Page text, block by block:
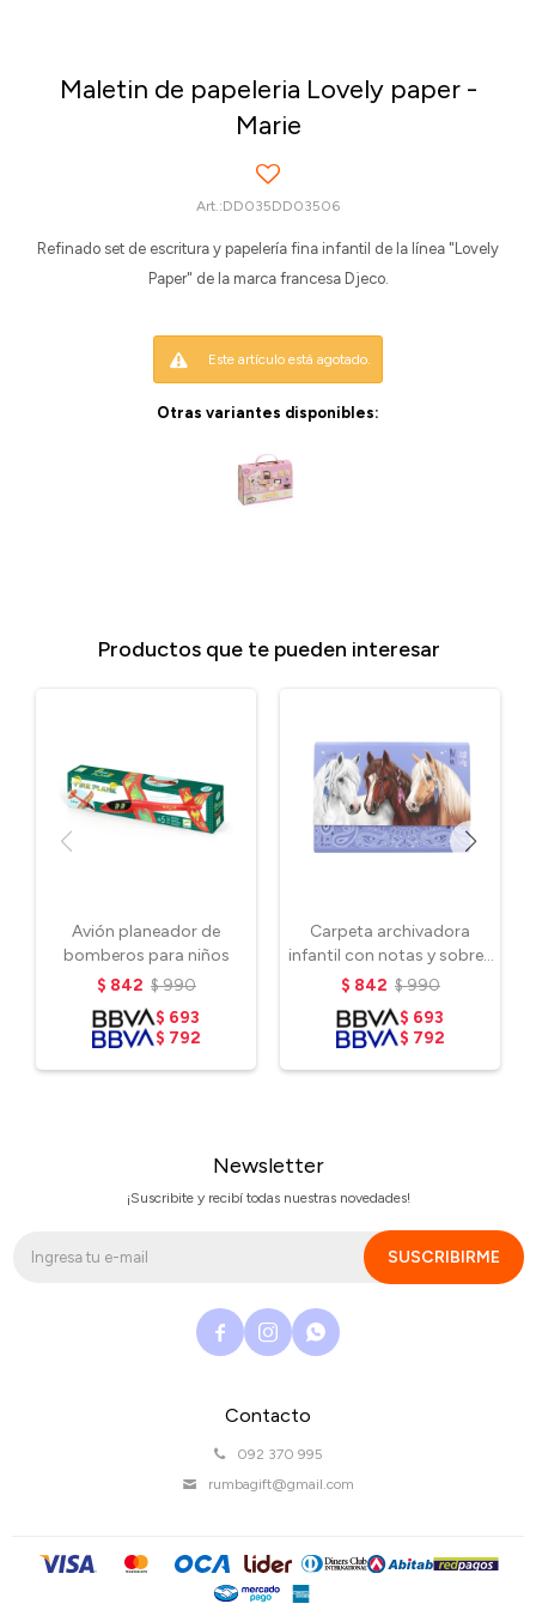
Maletin de papeleria Lovely paper -
Marie
DD035DD03506
Refinado set de escritura y papelería fina infantil de la línea "Lovely
Paper" de la marca francesa Djeco.
Este artículo está agotado.
Otras variantes disponibles:
Productos que te pueden interesar
Avión planeador de
bomberos para niños
$ 842 $990
$ 693
$ 792
Carpeta archivadora
infantil con notas y sobres
- Miss Melody
$ 842 $990
$ 693
$ 792
Contacto
092 370 995
rumbagift@gmail.com
Newsletter
¡Suscribite y recibí todas nuestras novedades!
SUSCRIBIRME
  